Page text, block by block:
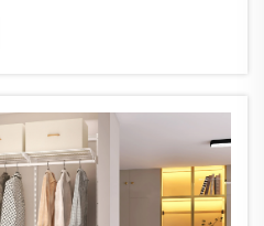
και διάρκεια ζωής. Οι
εγκαταστάσεων γνωρίζουν